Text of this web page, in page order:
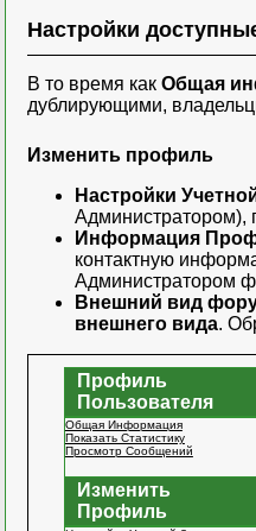
Настройки
В то время как Общая
дублирующими,
Изменить профиль
Настройки
Администратором),
Информация
контактную
Администратором
Внешний вид
внешнего вида.
Профиль
Пользователя
Общая Информация
Показать Статистику
Просмотр Сообщений
Изменить
Профиль